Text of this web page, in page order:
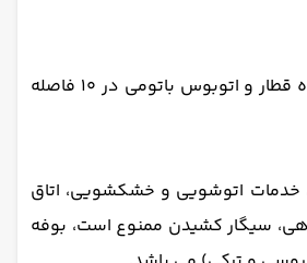
هتل رویال پالاس باتومی هتلی 4 ستاره در فاصله 3 دقیقه ای از دریای سیاه است. فاصله هتل رویال پالاس باتومی تا فرودگاه باتومی 3 کیلومتر و ایستگاه قطار و اتوبوس باتومی در 10 فاصله
خدمات اتوشویی و خشکشویی، اتاق
سیگار کشیدن ممنوع است، بوفه